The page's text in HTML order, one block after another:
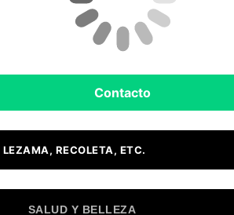
9°C
Lluvia Ligera
Contacto
RECOLETA, ETC.
SALUD Y BELLEZA